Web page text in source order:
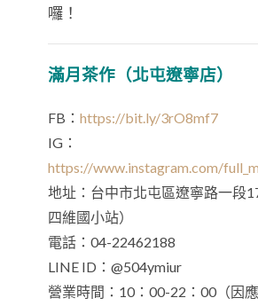
囉！
滿月茶作（北屯遼寧店）
FB： https://bit.ly/3rO8mf7
IG：
https://www.instagram.com/
地址：台中市北屯區遼寧路一段
四維國小站）
電話：04-22462188
LINE ID：@504ymiur
營業時間：10：00-22：00（因